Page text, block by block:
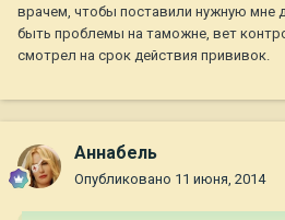
врачем, чтобы поставили нужную мне
быть проблемы на таможне, вет
смотрел на срок действия прививок.
Aннaбель
Опубликовано 11 июня, 2014